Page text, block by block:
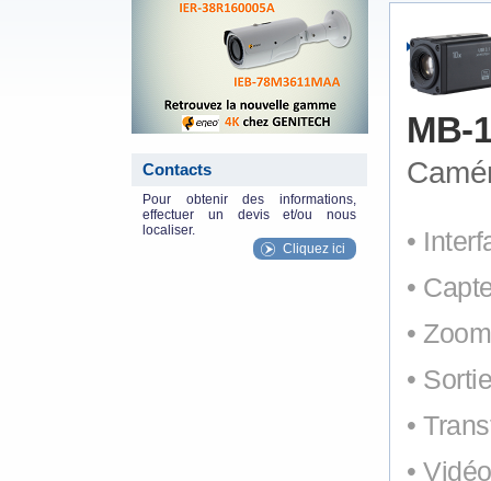
Contacts
Pour obtenir des informations,
effectuer un devis et/ou nous
localiser.
Cliquez ici
MB-
•
•
•
•
•
•